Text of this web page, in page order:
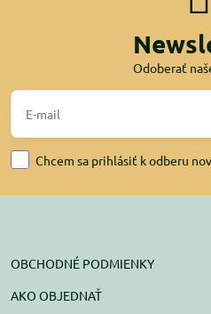
Odoberať
Chcem sa prihlásiť k odberu
OBCHODNÉ PODMIENKY
AKO OBJEDNAŤ